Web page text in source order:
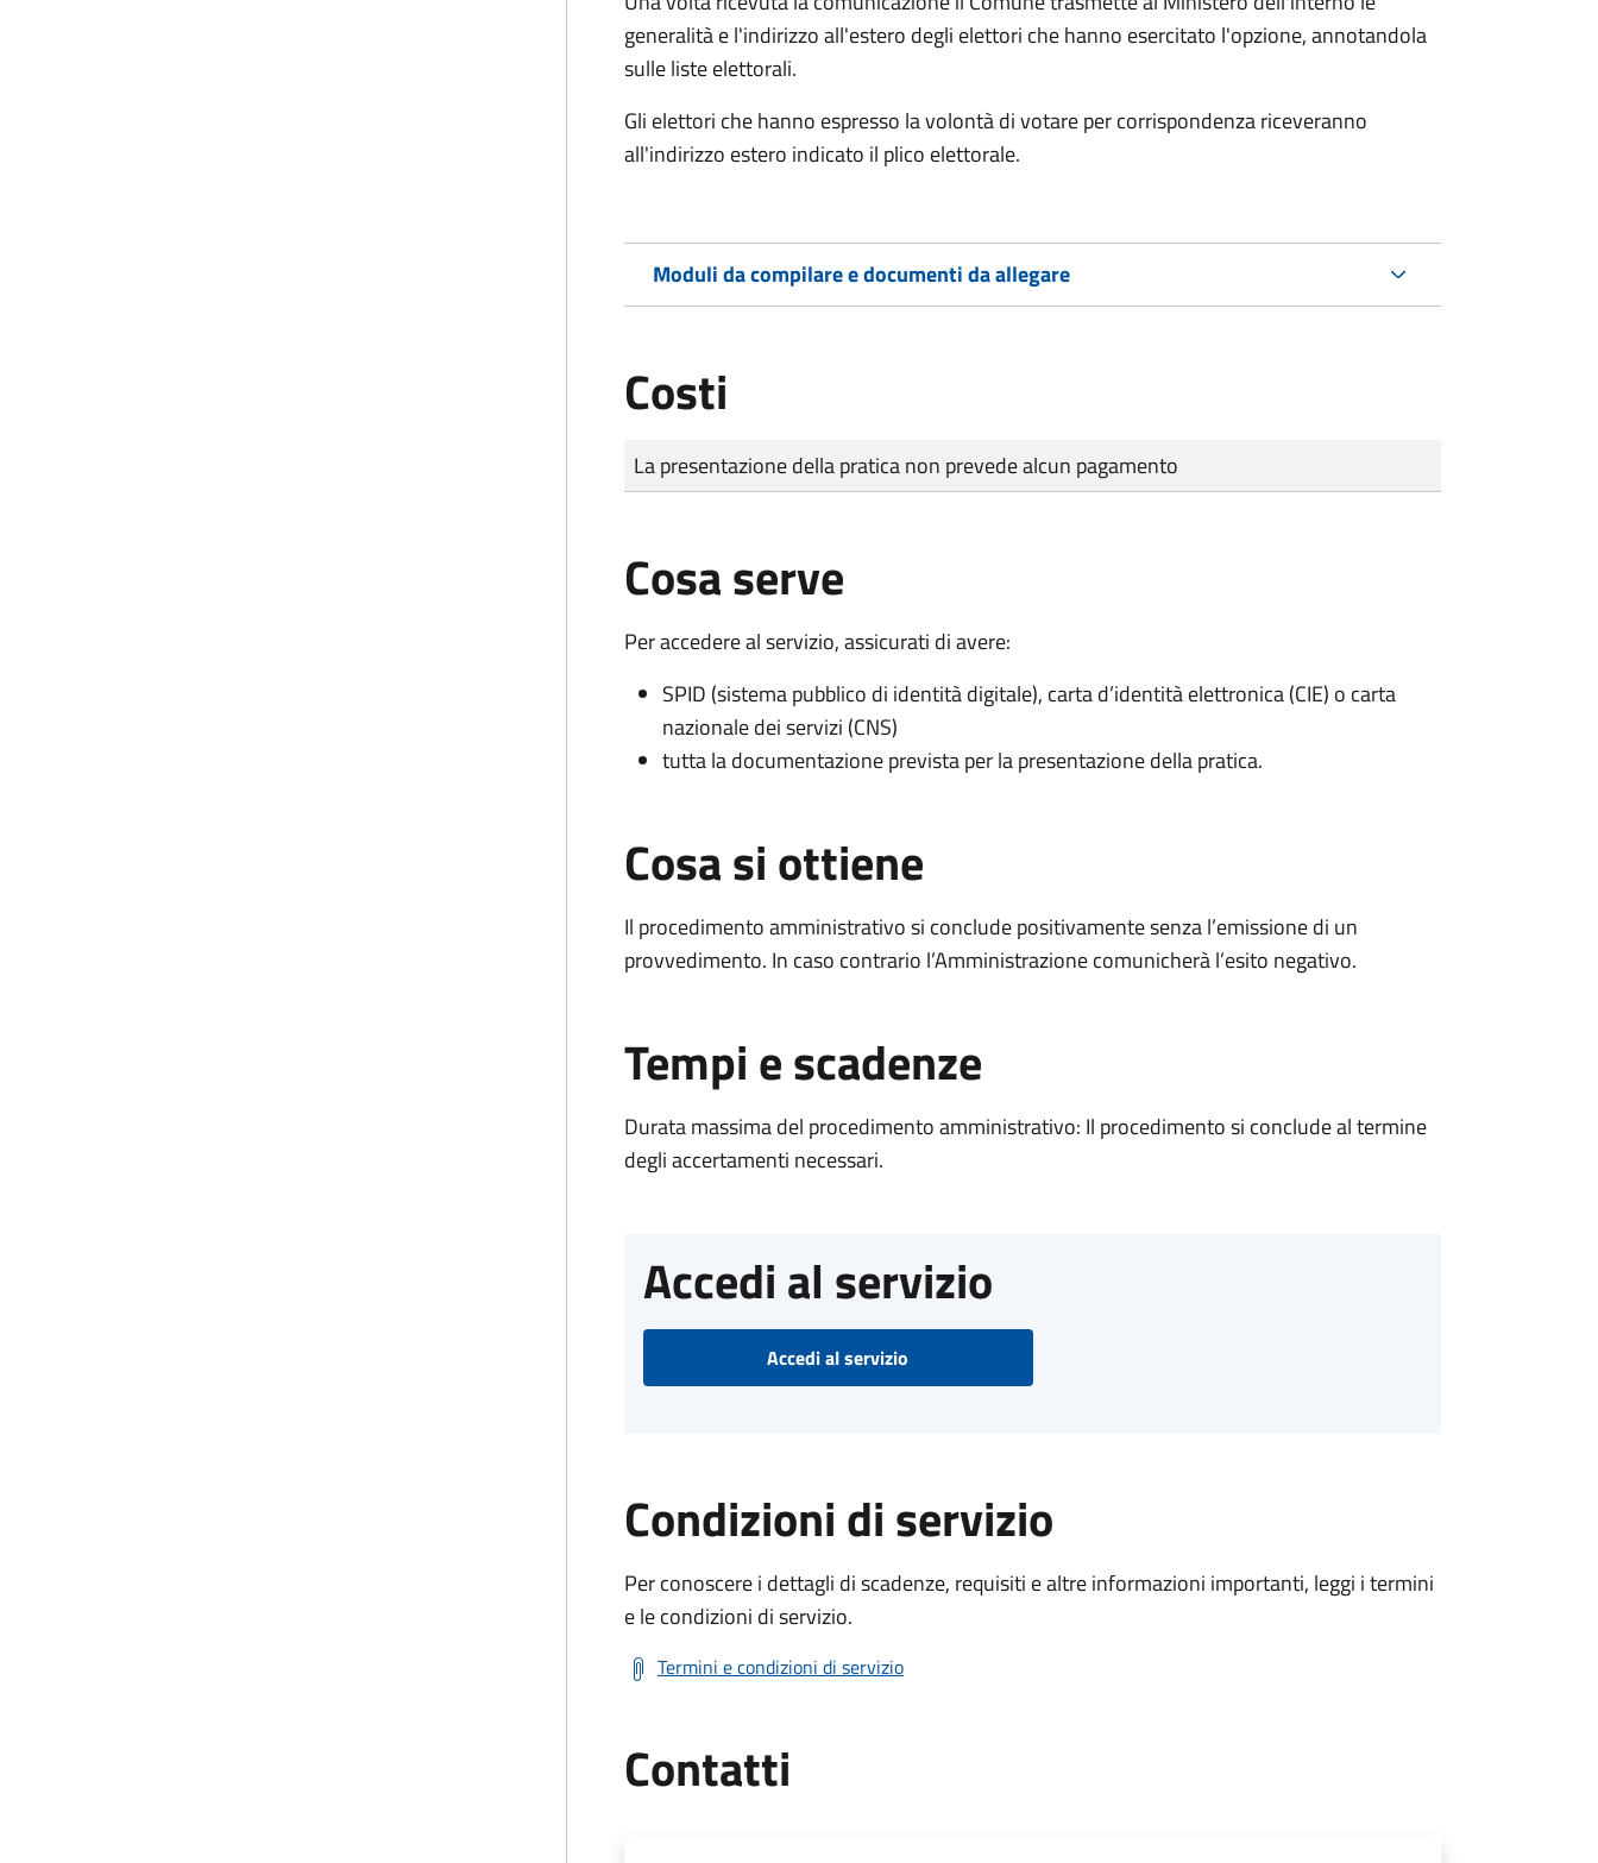
generalità e l'indirizzo all'estero degli elettori che hanno esercitato l'opzione, annotandola
sulle liste elettorali.
Gli elettori che hanno espresso la volontà di votare per corrispondenza riceveranno
all'indirizzo estero indicato il plico elettorale.
Moduli da compilare e documenti da allegare
Costi
Tipo di pagamento
Importo
La presentazione della pratica non prevede alcun pagamento
Cosa serve
Per accedere al servizio, assicurati di avere:
SPID (sistema pubblico di identità digitale), carta d’identità elettronica (CIE) o carta
nazionale dei servizi (CNS)
tutta la documentazione prevista per la presentazione della pratica.
Cosa si ottiene
Il procedimento amministrativo si conclude positivamente senza l’emissione di un
provvedimento. In caso contrario l’Amministrazione comunicherà l’esito negativo.
Tempi e scadenze
Durata massima del procedimento amministrativo: Il procedimento si conclude al termine
degli accertamenti necessari.
Accedi al servizio
Accedi al servizio
Condizioni di servizio
Per conoscere i dettagli di scadenze, requisiti e altre informazioni importanti, leggi i termini
e le condizioni di servizio.
Termini e condizioni di servizio
Contatti